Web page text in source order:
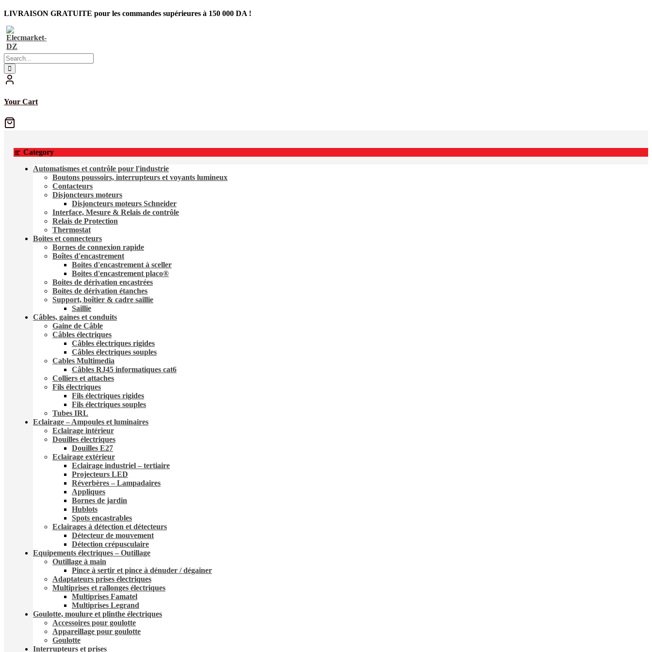
LIVRAISON GRATUITE pour les commandes supérieures à 150 000 DA !
Your Cart
Category
Automatismes et contrôle pour l'industrie
Boutons poussoirs, interrupteurs et voyants lumineux
Contacteurs
Disjoncteurs moteurs
Disjoncteurs moteurs Schneider
Interface, Mesure & Relais de contrôle
Relais de Protection
Thermostat
Boites et connecteurs
Bornes de connexion rapide
Boîtes d'encastrement
Boites d'encastrement à sceller
Boites d'encastrement placo®
Boites de dérivation encastrées
Boites de dérivation étanches
Support, boîtier & cadre saillie
Saillie
Câbles, gaines et conduits
Gaine de Câble
Câbles électriques
Câbles électriques rigides
Câbles électriques souples
Cables Multimedia
Câbles RJ45 informatiques cat6
Colliers et attaches
Fils électriques
Fils électriques rigides
Fils électriques souples
Tubes IRL
Eclairage – Ampoules et luminaires
Eclairage intérieur
Douilles électriques
Douilles E27
Eclairage extérieur
Eclairage industriel – tertiaire
Projecteurs LED
Réverbères – Lampadaire​s
Appliques
Bornes de jardin
Hublots
Spots encastrables
Eclairages à détection et détecteurs​
Détecteur de mouvement
Détection crépusculaire
Equipements électriques – Outillage
Outillage à main
Pince à sertir et pince à dénuder / dégainer
Adaptateurs prises électriques
Multiprises et rallonges électriques
Multiprises Famatel
Multiprises Legrand
Goulotte, moulure et plinthe électriques
Accessoires pour goulotte
Appareillage pour goulotte
Goulotte
Interrupteurs et prises